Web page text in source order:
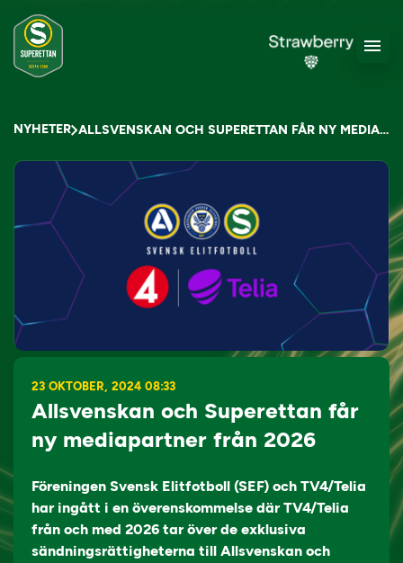
NYHETER ALLSVENSKAN OCH SUPERETTAN FÅR NY MEDIAPARTNER FRÅN 2026
23 OKTOBER, 2024 08:33
Allsvenskan och Superettan får
ny mediapartner från 2026
Föreningen Svensk Elitfotboll (SEF) och TV4/Telia
har ingått i en överenskommelse där TV4/Telia
från och med 2026 tar över de exklusiva
sändningsrättigheterna till Allsvenskan och